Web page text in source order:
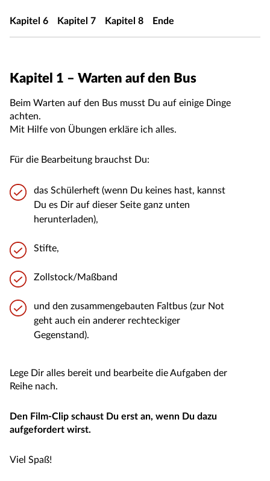
Kapitel 6 Kapitel 7 Kapitel 8 Ende
Kapitel 1 – Warten auf den Bus
Beim Warten auf den Bus musst Du auf einige Dinge
achten.
Mit Hilfe von Übungen erkläre ich alles.
Für die Bearbeitung brauchst Du:
das Schülerheft (wenn Du keines hast, kannst
Du es Dir auf dieser Seite ganz unten
herunterladen),
Stifte,
Zollstock/Maßband
und den zusammengebauten Faltbus (zur Not
geht auch ein anderer rechteckiger
Gegenstand).
Lege Dir alles bereit und bearbeite die Aufgaben der
Reihe nach.
Den Film-Clip schaust Du erst an, wenn Du dazu
aufgefordert wirst.
Viel Spaß!